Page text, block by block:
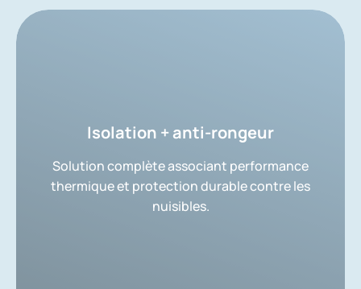
Isolation + anti-rongeur
Solution complète associant performance
thermique et protection durable contre les
nuisibles.